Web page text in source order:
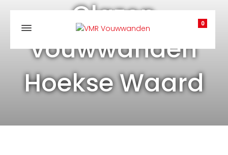
0
Glazen
vouwwanden
Hoekse Waard